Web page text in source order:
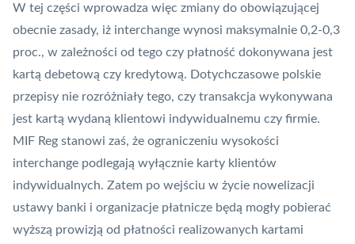
W tej części wprowadza więc zmiany do obowiązującej
obecnie zasady, iż interchange wynosi maksymalnie 0,2-0,3
proc., w zależności od tego czy płatność dokonywana jest
kartą debetową czy kredytową. Dotychczasowe polskie
przepisy nie rozróżniały tego, czy transakcja wykonywana
jest kartą wydaną klientowi indywidualnemu czy firmie.
MIF Reg stanowi zaś, że ograniczeniu wysokości
interchange podlegają wyłącznie karty klientów
indywidualnych. Zatem po wejściu w życie nowelizacji
ustawy banki i organizacje płatnicze będą mogły pobierać
wyższą prowizją od płatności realizowanych kartami